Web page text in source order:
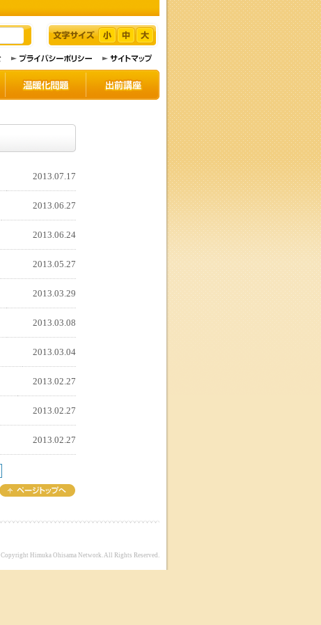
2013.07.17
2013.06.27
2013.06.24
2013.05.27
2013.03.29
2013.03.08
2013.03.04
2013.02.27
2013.02.27
2013.02.27
Copyright Himuka Ohisama Network. All Rights Reserved.